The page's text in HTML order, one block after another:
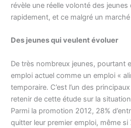
révèle une réelle volonté des
rapidement, et ce malgré un marché
Des jeunes qui veulent évoluer
De très nombreux jeunes, pourtant
emploi actuel comme un emploi «
temporaire. C’est l’un des
retenir de cette étude sur la
Parmi la promotion 2012, 28%
quitter leur premier emploi, même si